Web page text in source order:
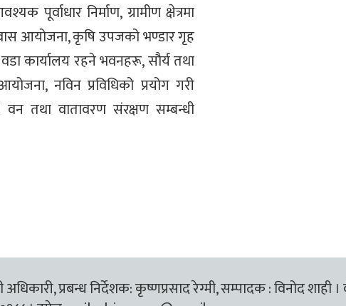
पूर्वाधार निर्माण, ग्रामीण क्षेत्रमा
आयोजना, कृषि उपजको भण्डार गृह
कार्यालय रहने भवनहरू, सौर्य तथा
नविन प्रविधिको प्रयोग गरी
तथा वातावरण संरक्षण सम्बन्धी
प्रबन्ध निर्देशक: कृष्णप्रसाद रेग्मी, सम्पादक : विनोद शाही ।